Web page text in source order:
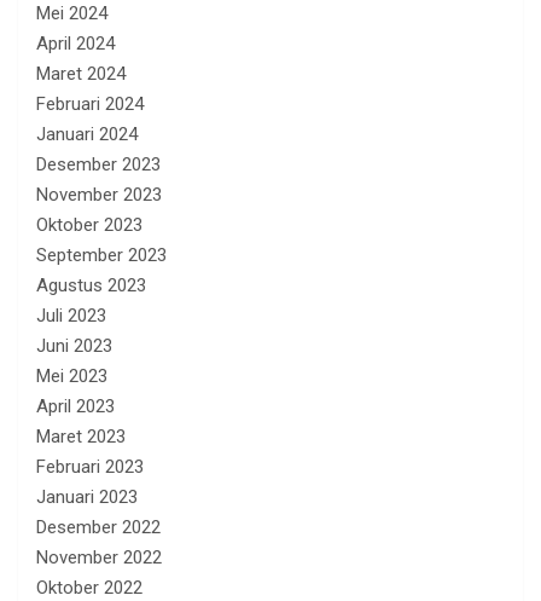
Mei 2024
April 2024
Maret 2024
Februari 2024
Januari 2024
Desember 2023
November 2023
Oktober 2023
September 2023
Agustus 2023
Juli 2023
Juni 2023
Mei 2023
April 2023
Maret 2023
Februari 2023
Januari 2023
Desember 2022
November 2022
Oktober 2022